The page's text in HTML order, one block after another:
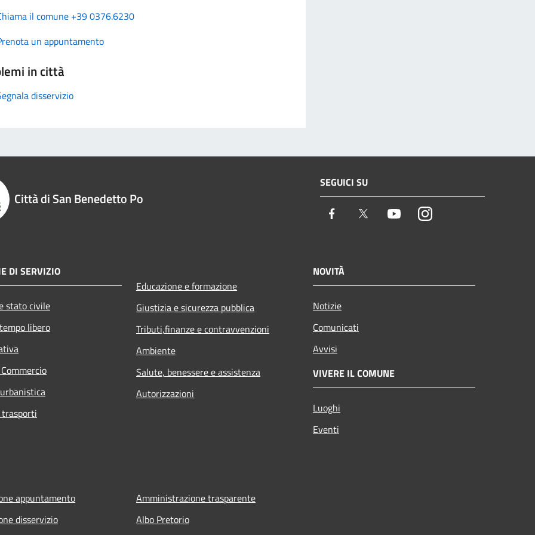
il comune +39 0376.6230
un appuntamento
in città
disservizio
Città di San Benedetto Po
SEGUICI SU
Facebook Twitter YoutubeInstagram
DI SERVIZIO
stato civile
libero
Educazione e formazione
Giustizia e sicurezza pubblica
Tributi,finanze e contravvenzioni
Ambiente
Salute, benessere e assistenza
Autorizzazioni
NOVITÀ
Notizie
Comunicati
Avvisi
VIVERE IL COMUNE
Luoghi
Eventi
appuntamento
disservizio
Amministrazione trasparente
Albo Pretorio